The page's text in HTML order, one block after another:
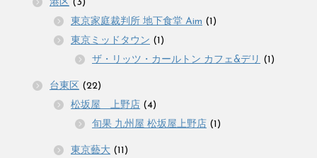
港区 (3)
東京家庭裁判所 地下食堂 Aim (1)
東京ミッドタウン (1)
ザ・リッツ・カールトン カフェ&デリ (1)
台東区 (22)
松坂屋 上野店 (4)
旬果 九州屋 松坂屋上野店 (1)
東京藝大 (11)